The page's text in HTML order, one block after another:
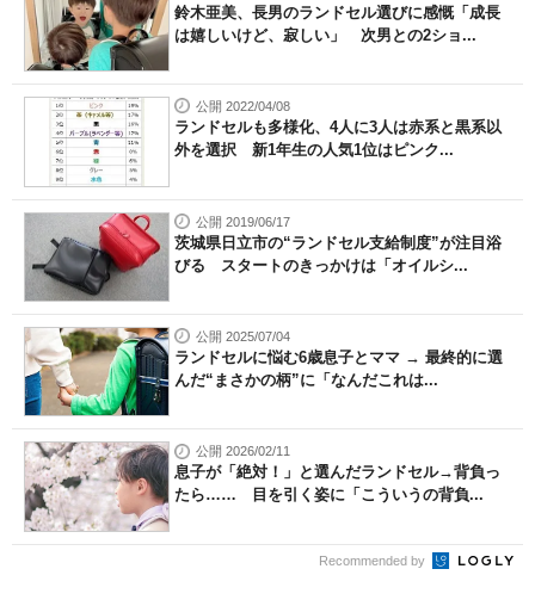
鈴木亜美、長男のランドセル選びに感慨「成長
は嬉しいけど、寂しい」 次男との2ショ...
公開 2022/04/08
ランドセルも多様化、4人に3人は赤系と黒系以
外を選択 新1年生の人気1位はピンク...
公開 2019/06/17
茨城県日立市の“ランドセル支給制度”が注目浴
びる スタートのきっかけは「オイルシ...
公開 2025/07/04
ランドセルに悩む6歳息子とママ → 最終的に選
んだ“まさかの柄”に「なんだこれは...
公開 2026/02/11
息子が「絶対！」と選んだランドセル→背負っ
たら…… 目を引く姿に「こういうの背負...
Recommended by